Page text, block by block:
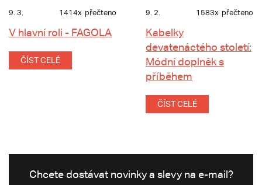
9. 3. 1414x přečteno
V hlavní roli - FAGOLA
ČÍST CELÉ
9. 2. 1583x přečteno
Kabelky
devatenáctého století:
Módní doplněk s
příběhem
ČÍST CELÉ
Chcete dostávat novinky a slevy na e-mail?